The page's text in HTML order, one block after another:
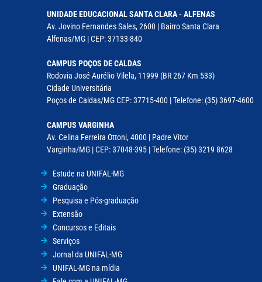
UNIDADE EDUCACIONAL SANTA CLARA - ALFENAS
Av. Jovino Fernandes Sales, 2600 | Bairro Santa Clara
Alfenas/MG | CEP: 37133-840
CAMPUS POÇOS DE CALDAS
Rodovia José Aurélio Vilela, 11999 (BR 267 Km 533)
Cidade Universitária
Poços de Caldas/MG CEP: 37715-400 | Telefone: (35) 3697-4600
CAMPUS VARGINHA
Av. Celina Ferreira Ottoni, 4000 | Padre Vitor
Varginha/MG | CEP: 37048-395 | Telefone: (35) 3219 8628
Estude na UNIFAL-MG
Graduação
Pesquisa e Pós-graduação
Extensão
Concursos e Editais
Serviços
Jornal da UNIFAL-MG
UNIFAL-MG na mídia